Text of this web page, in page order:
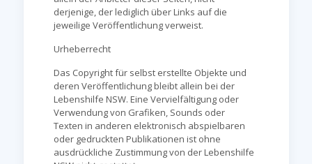
derjenige, der lediglich über Links auf die
jeweilige Veröffentlichung verweist.
Urheberrecht
Das Copyright für selbst erstellte Objekte und
deren Veröffentlichung bleibt allein bei der
Lebenshilfe NSW. Eine Vervielfältigung oder
Verwendung von Grafiken, Sounds oder
Texten in anderen elektronisch abspielbaren
oder gedruckten Publikationen ist ohne
ausdrückliche Zustimmung von der Lebenshilfe